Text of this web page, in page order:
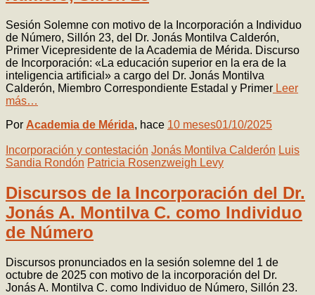
Sesión Solemne con motivo de la Incorporación a Individuo
de Número, Sillón 23, del Dr. Jonás Montilva Calderón,
Primer Vicepresidente de la Academia de Mérida. Discurso
de Incorporación: «La educación superior en la era de la
inteligencia artificial» a cargo del Dr. Jonás Montilva
Calderón, Miembro Correspondiente Estadal y Primer Leer
más…
Por Academia de Mérida, hace 10 meses01/10/2025
Incorporación y contestación Jonás Montilva Calderón Luis
Sandia Rondón Patricia Rosenzweigh Levy
Discursos de la Incorporación del Dr.
Jonás A. Montilva C. como Individuo
de Número
Discursos pronunciados en la sesión solemne del 1 de
octubre de 2025 con motivo de la incorporación del Dr.
Jonás A. Montilva C. como Individuo de Número, Sillón 23.